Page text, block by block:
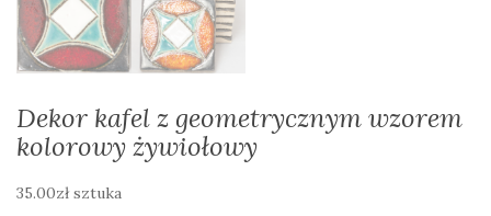
Dekor kafel z geometrycznym wzorem
kolorowy żywiołowy
35.00zł sztuka